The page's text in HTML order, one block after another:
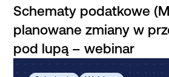
Schematy podatkowe
planowane zmiany w
pod lupą – webinar